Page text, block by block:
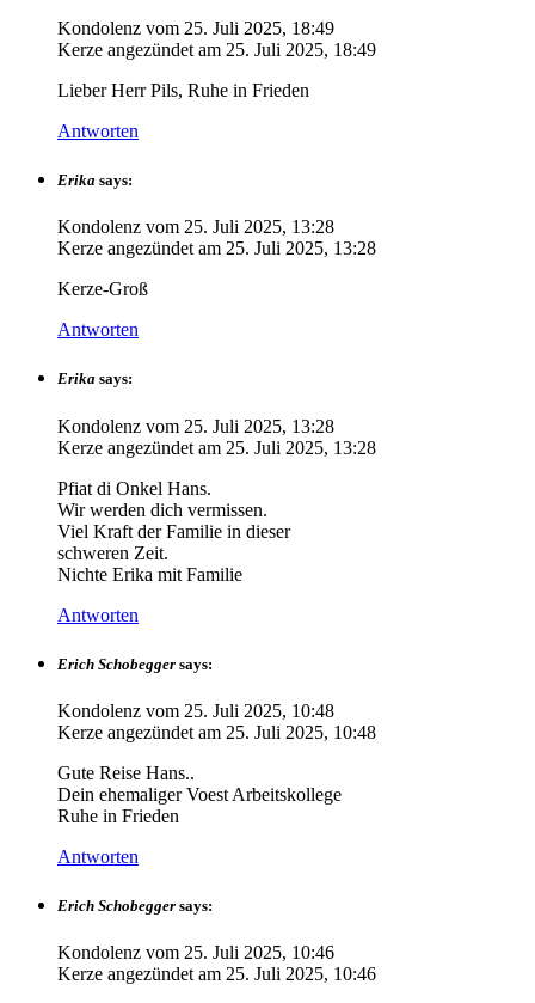
Kondolenz vom 25. Juli 2025, 18:49
Kerze angezündet am 25. Juli 2025, 18:49
Lieber Herr Pils, Ruhe in Frieden
Antworten
Erika says:
Kondolenz vom 25. Juli 2025, 13:28
Kerze angezündet am 25. Juli 2025, 13:28
Kerze-Groß
Antworten
Erika says:
Kondolenz vom 25. Juli 2025, 13:28
Kerze angezündet am 25. Juli 2025, 13:28
Pfiat di Onkel Hans.
Wir werden dich vermissen.
Viel Kraft der Familie in dieser
schweren Zeit.
Nichte Erika mit Familie
Antworten
Erich Schobegger says:
Kondolenz vom 25. Juli 2025, 10:48
Kerze angezündet am 25. Juli 2025, 10:48
Gute Reise Hans..
Dein ehemaliger Voest Arbeitskollege
Ruhe in Frieden
Antworten
Erich Schobegger says:
Kondolenz vom 25. Juli 2025, 10:46
Kerze angezündet am 25. Juli 2025, 10:46